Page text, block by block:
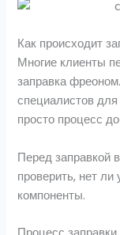
Как происходит
Многие клиенты
заправка
специалистов
просто процесс
Перед заправкой
проверить, нет ли
компоненты.